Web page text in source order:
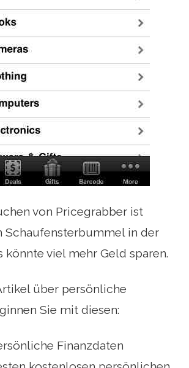
von Pricegrabber ist
Schaufensterbummel in der
könnte viel mehr Geld sparen.
über persönliche
Sie mit diesen:
Finanzdaten